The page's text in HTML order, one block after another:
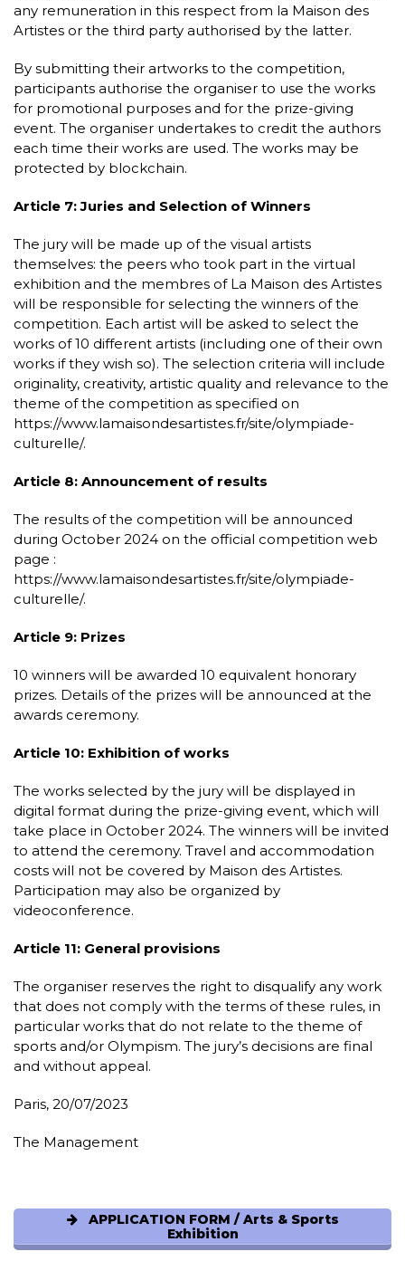
any remuneration in this respect from la Maison des
Artistes or the third party authorised by the latter.
By submitting their artworks to the competition,
participants authorise the organiser to use the works
for promotional purposes and for the prize-giving
event. The organiser undertakes to credit the authors
each time their works are used. The works may be
protected by blockchain.
Article 7: Juries and Selection of Winners
The jury will be made up of the visual artists
themselves: the peers who took part in the virtual
exhibition and the membres of La Maison des Artistes
will be responsible for selecting the winners of the
competition. Each artist will be asked to select the
works of 10 different artists (including one of their own
works if they wish so). The selection criteria will include
originality, creativity, artistic quality and relevance to the
theme of the competition as specified on
https://www.lamaisondesartistes.fr/site/olympiade-
culturelle/.
Article 8: Announcement of results
The results of the competition will be announced
during October 2024 on the official competition web
page :
https://www.lamaisondesartistes.fr/site/olympiade-
culturelle/.
Article 9: Prizes
10 winners will be awarded 10 equivalent honorary
prizes. Details of the prizes will be announced at the
awards ceremony.
Article 10: Exhibition of works
The works selected by the jury will be displayed in
digital format during the prize-giving event, which will
take place in October 2024. The winners will be invited
to attend the ceremony. Travel and accommodation
costs will not be covered by Maison des Artistes.
Participation may also be organized by
videoconference.
Article 11: General provisions
The organiser reserves the right to disqualify any work
that does not comply with the terms of these rules, in
particular works that do not relate to the theme of
sports and/or Olympism. The jury’s decisions are final
and without appeal.
Paris, 20/07/2023
The Management
APPLICATION FORM / Arts & Sports
Exhibition